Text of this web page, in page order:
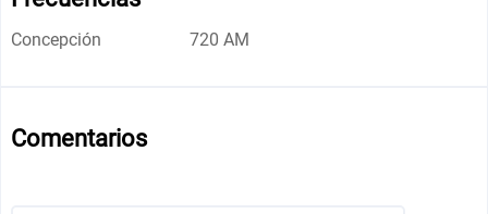
Concepción 720 AM
Comentarios